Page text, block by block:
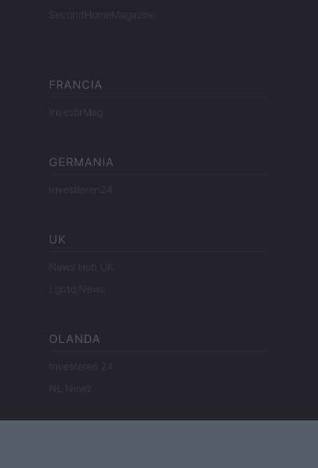
SecondHomeMagazine
FRANCIA
InvestirMag
GERMANIA
Investieren24
UK
News Hub UK
Lgbtq News
OLANDA
Investeren 24
NL Newz